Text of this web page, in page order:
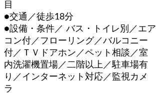
目
●交通／徒歩18分
●設備・条件／ バス・トイレ別／エア
コン付／フローリング／バルコニー
付／ＴＶドアホン／ペット相談／室
内洗濯機置場／二階以上／駐車場有
り／インターネット対応／監視カメ
ラ